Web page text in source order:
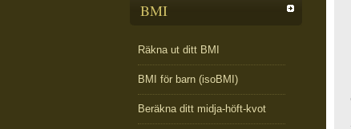
BMI
Räkna ut ditt BMI
BMI för barn (isoBMI)
Beräkna ditt midja-höft-kvot